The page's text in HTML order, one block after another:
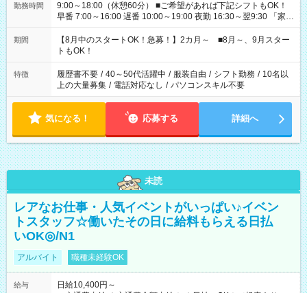
勤務時間
9:00～18:00（休憩60分） ■ご希望があれば下記シフトもOK！
早番 7:00～16:00 遅番 10:00～19:00 夜勤 16:30～翌9:30 「家族
と休みを合わせたい」 「余裕を持って夕飯の準備がしたい」
「できれば残業はしたくない」 など、ご希望を教えてください
ね。 ※Wワーク希望の方へ 今ご覧のお仕事で希望する勤務時間
と、もう1つのお仕事の勤務時間。 合計で週40時間を超える場
合は応募できません。
期間
【8月中のスタートOK！急募！】2カ月～ ■8月～、9月スター
トもOK！
特徴 履歴書不要 / 40～50代活躍中 / 服装自由 / シフト勤務 / 10名以
上の大量募集 / 電話対応なし / パソコンスキル不要
気になる！ 応募する 詳細へ
未読
レアなお仕事・人気イベントがいっぱい♪イベン
トスタッフ☆働いたその日に給料もらえる日払
いOK◎/N1
アルバイト 職種未経験OK
給与
日給10,400円～